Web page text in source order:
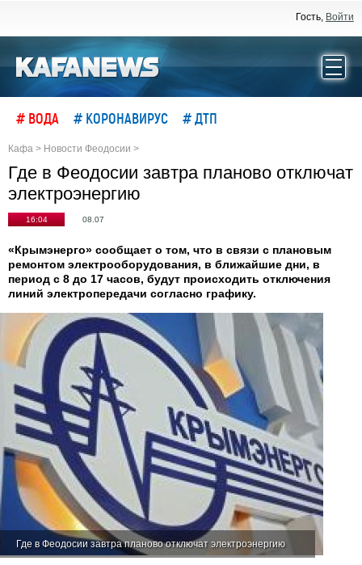
Гость, Войти
# ВОДА # КОРОНАВИРУС # ДТП
Кафа > Новости Феодосии >
Где в Феодосии завтра планово отключат
электроэнергию
16:04 08.07
«Крымэнерго» сообщает о том, что в связи с плановым
ремонтом электрооборудования, в ближайшие дни, в
период с 8 до 17 часов, будут происходить отключения
линий электропередачи согласно графику.
Где в Феодосии завтра планово отключат электроэнергию